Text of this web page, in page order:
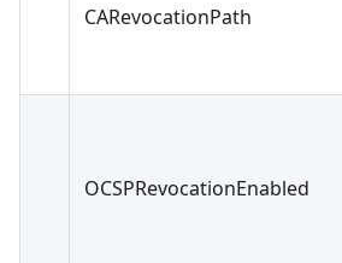
CARevocationPath
OCSPRevocationEnabled